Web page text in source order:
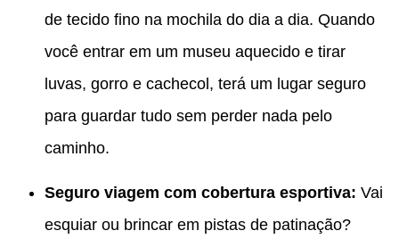
de tecido fino na mochila do dia a dia. Quando
você entrar em um museu aquecido e tirar
luvas, gorro e cachecol, terá um lugar seguro
para guardar tudo sem perder nada pelo
caminho.
Seguro viagem com cobertura esportiva: Vai
esquiar ou brincar em pistas de patinação?